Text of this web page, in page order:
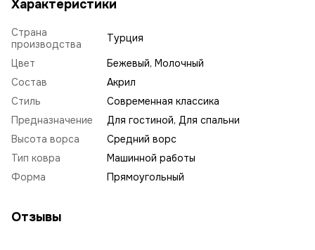
Характеристики
Страна
производства
Турция
Цвет
Бежевый, Молочный
Состав
Акрил
Стиль
Современная классика
Предназначение
Для гостиной, Для спальни
Высота ворса
Средний ворс
Тип ковра
Машинной работы
Форма
Прямоугольный
Отзывы